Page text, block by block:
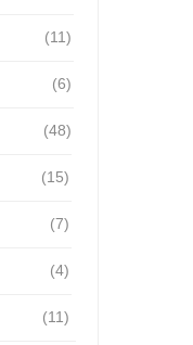
(11)
(6)
(48)
(15)
(7)
(4)
(11)